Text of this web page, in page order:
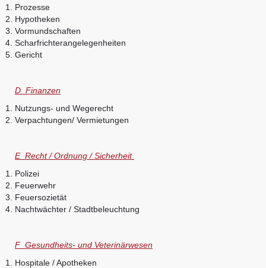
Prozesse
Hypotheken
Vormundschaften
Scharfrichterangelegenheiten
Gericht
D Finanzen
Nutzungs- und Wegerecht
Verpachtungen/ Vermietungen
E Recht / Ordnung / Sicherheit
Polizei
Feuerwehr
Feuersozietät
Nachtwächter / Stadtbeleuchtung
F Gesundheits- und Veterinärwesen
Hospitale / Apotheken